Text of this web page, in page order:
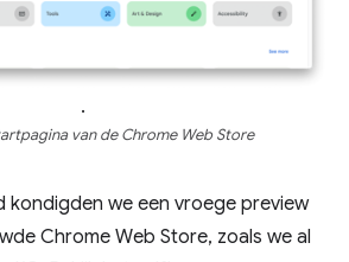
.
van de Chrome Web Store
kondigden we een vroege preview
Chrome Web Store, zoals we al